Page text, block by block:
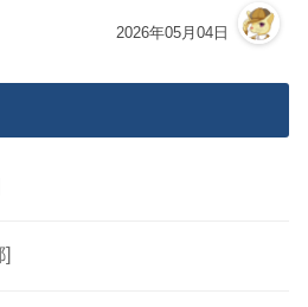
2026年05月04日
]